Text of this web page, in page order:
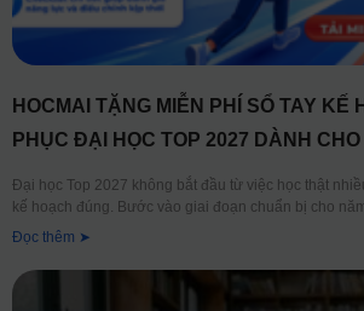
HOCMAI TẶNG MIỄN PHÍ SỔ TAY KẾ
PHỤC ĐẠI HỌC TOP 2027 DÀNH CHO
Đại học Top 2027 không bắt đầu từ việc học thật
kế hoạch đúng. Bước vào giai đoạn chuẩn bị cho
Đọc thêm ➤